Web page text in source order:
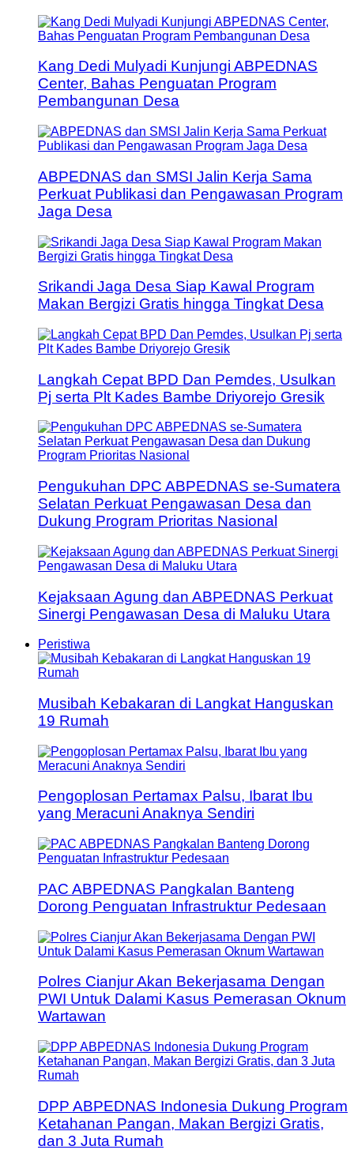
Kang Dedi Mulyadi Kunjungi ABPEDNAS
Center, Bahas Penguatan Program
Pembangunan Desa
ABPEDNAS dan SMSI Jalin Kerja Sama
Perkuat Publikasi dan Pengawasan Program
Jaga Desa
Srikandi Jaga Desa Siap Kawal Program
Makan Bergizi Gratis hingga Tingkat Desa
Langkah Cepat BPD Dan Pemdes, Usulkan
Pj serta Plt Kades Bambe Driyorejo Gresik
Pengukuhan DPC ABPEDNAS se-Sumatera
Selatan Perkuat Pengawasan Desa dan
Dukung Program Prioritas Nasional
Kejaksaan Agung dan ABPEDNAS Perkuat
Sinergi Pengawasan Desa di Maluku Utara
Peristiwa
Musibah Kebakaran di Langkat Hanguskan
19 Rumah
Pengoplosan Pertamax Palsu, Ibarat Ibu
yang Meracuni Anaknya Sendiri
PAC ABPEDNAS Pangkalan Banteng
Dorong Penguatan Infrastruktur Pedesaan
Polres Cianjur Akan Bekerjasama Dengan
PWI Untuk Dalami Kasus Pemerasan Oknum
Wartawan
DPP ABPEDNAS Indonesia Dukung Program
Ketahanan Pangan, Makan Bergizi Gratis,
dan 3 Juta Rumah